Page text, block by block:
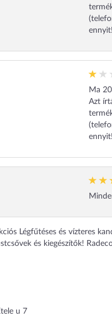
ennyit!
Ma
Azt
ennyit!
Légfűtéses és vízteres
és kiegészítők!
u 7